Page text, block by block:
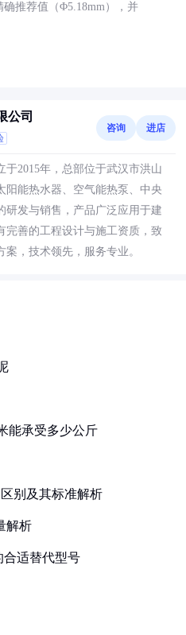
推荐值（Φ5.18mm），并
公司
咨询 进店
2015年，总部位于武汉市洪山
阳能热水器、空气能热泵、中央
研发与销售，产品广泛应用于建
完善的工程设计与施工资质，致
，技术领先，服务专业。
能承受多少公斤
别及其标准解析
解析
合适替代型号